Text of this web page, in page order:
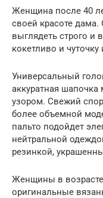
Женщина после 40
своей красоте
выглядеть строго и
кокетливо и чуточку
Универсальный
аккуратная
узором. Свежий
более объемной
пальто подойдет
нейтральной
резинкой,
Женщины в возрасте
оригинальные